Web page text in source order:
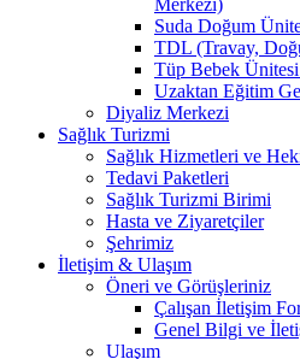
Suda Doğum
TDL (Travay,
Tüp Bebek
Uzaktan Eğitim
Diyaliz Merkezi
Sağlık Turizmi
Sağlık Hizmetleri ve
Tedavi Paketleri
Sağlık Turizmi Birimi
Hasta ve Ziyaretçiler
Şehrimiz
İletişim & Ulaşım
Öneri ve Görüşleriniz
Çalışan İletişim
Genel Bilgi ve
Ulaşım